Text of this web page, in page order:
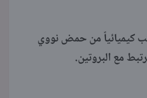
كيميائياً من حمض نووي
مع البروتين.